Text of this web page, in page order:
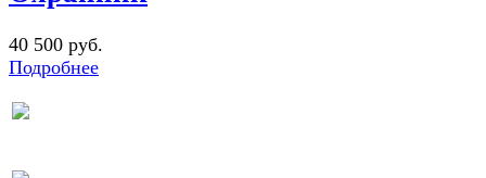
40 500 руб.
Подробнее